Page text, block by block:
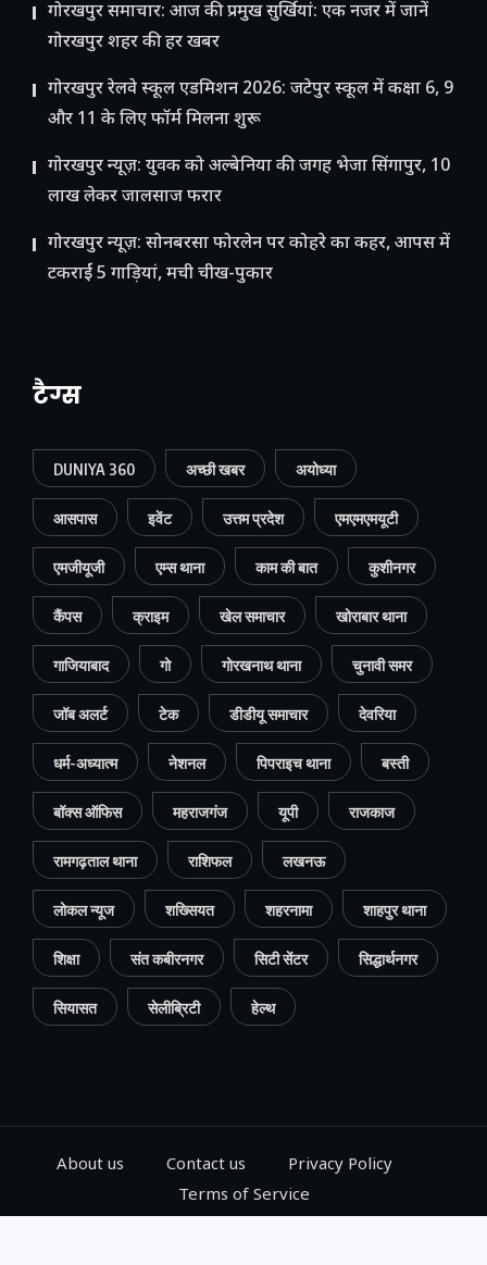
गोरखपुर समाचार: आज की प्रमुख सुर्खियां: एक नजर में जानें
गोरखपुर शहर की हर खबर
गोरखपुर रेलवे स्कूल एडमिशन 2026: जटेपुर स्कूल में कक्षा 6, 9
और 11 के लिए फॉर्म मिलना शुरू
गोरखपुर न्यूज़: युवक को अल्बेनिया की जगह भेजा सिंगापुर, 10
लाख लेकर जालसाज फरार
गोरखपुर न्यूज़: सोनबरसा फोरलेन पर कोहरे का कहर, आपस में
टकराईं 5 गाड़ियां, मची चीख-पुकार
टैग्स
DUNIYA 360 अच्छी खबर अयोध्या
आसपास इवेंट उत्तम प्रदेश एमएमएमयूटी
एमजीयूजी एम्स थाना काम की बात कुशीनगर
कैंपस क्राइम खेल समाचार खोराबार थाना
गाजियाबाद गो गोरखनाथ थाना चुनावी समर
जॉब अलर्ट टेक डीडीयू समाचार देवरिया
धर्म-अध्यात्म नेशनल पिपराइच थाना बस्ती
बॉक्स ऑफिस महराजगंज यूपी राजकाज
रामगढ़ताल थाना राशिफल लखनऊ
लोकल न्यूज शख्सियत शहरनामा शाहपुर थाना
शिक्षा संत कबीरनगर सिटी सेंटर सिद्धार्थनगर
सियासत सेलीब्रिटी हेल्थ
About us Contact us
Privacy Policy
Terms of Service